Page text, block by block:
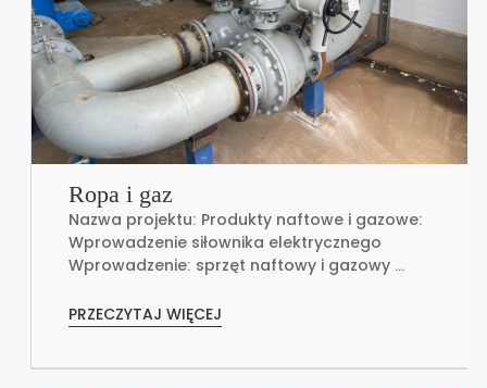
Ropa i gaz
Nazwa projektu: Produkty naftowe i gazowe:
Wprowadzenie siłownika elektrycznego
Wprowadzenie: sprzęt naftowy i gazowy ...
PRZECZYTAJ WIĘCEJ